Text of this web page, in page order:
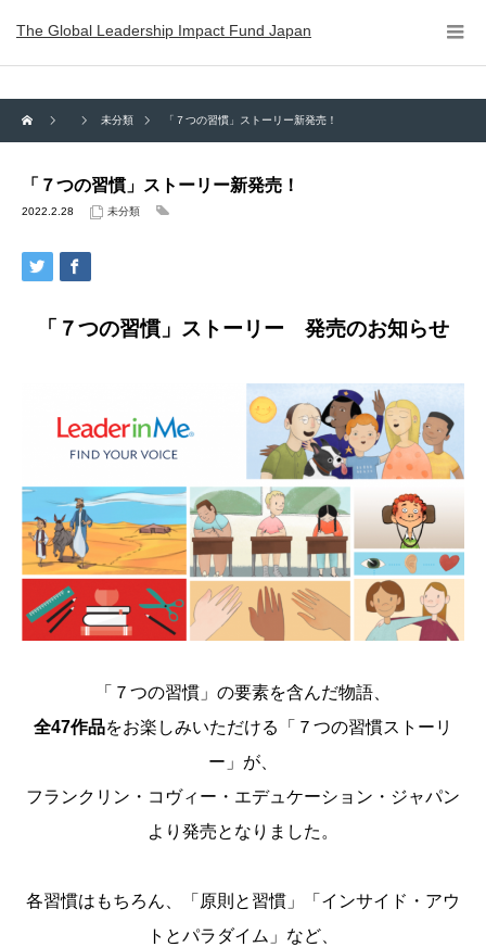
The Global Leadership Impact Fund Japan
未分類 「７つの習慣」ストーリー新発売！
「７つの習慣」ストーリー新発売！
2022.2.28 未分類
「７つの習慣」ストーリー 発売のお知らせ
「７つの習慣」の要素を含んだ物語、
全47作品をお楽しみいただける「７つの習慣ストーリ
ー」が、
フランクリン・コヴィー・エデュケーション・ジャパン
より発売となりました。
各習慣はもちろん、「原則と習慣」「インサイド・アウ
トとパラダイム」など、